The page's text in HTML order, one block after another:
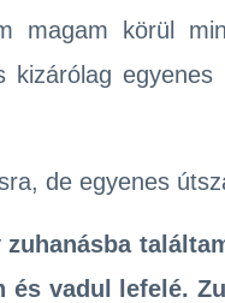
magam körül
kizárólag
de egyenes
és vadul lefelé.